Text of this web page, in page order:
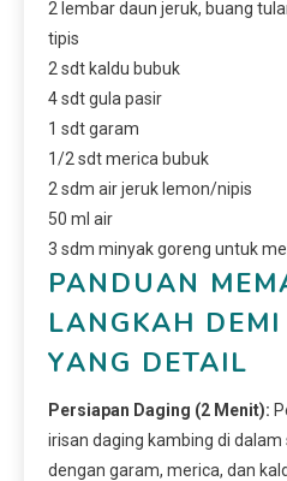
2 lembar daun jeruk, buang
tipis
2 sdt kaldu bubuk
4 sdt gula pasir
1 sdt garam
1/2 sdt merica bubuk
2 sdm air jeruk lemon/nipis
50 ml air
3 sdm minyak goreng untuk
PANDUAN
LANGKAH
YANG DETAIL
Persiapan Daging (2 Menit):
irisan daging kambing di
dengan garam, merica, dan